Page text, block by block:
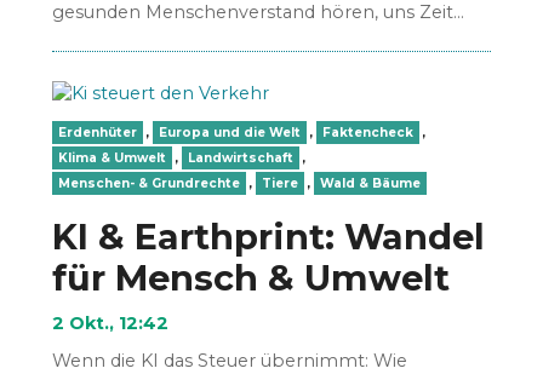
gesunden Menschenverstand hören, uns Zeit
Erdenhüter , Europa und die Welt , Faktencheck
,
Klima & Umwelt
, Landwirtschaft
,
Menschen- & Grundrechte
, Tiere , Wald & Bäume
KI & Earthprint: Wandel
für Mensch & Umwelt
2 Okt., 12:42
Wenn die KI das Steuer übernimmt: Wie